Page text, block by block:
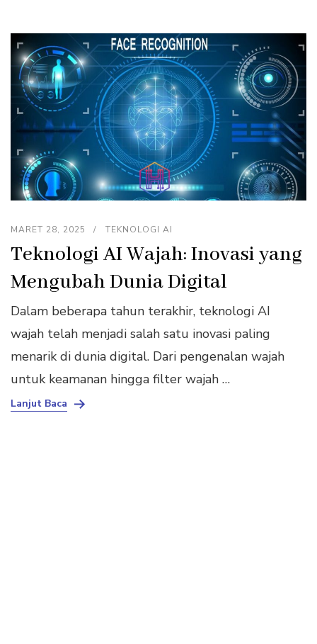
MARET 28, 2025 TEKNOLOGI AI
Teknologi AI Wajah: Inovasi yang
Mengubah Dunia Digital
Dalam beberapa tahun terakhir, teknologi AI
wajah telah menjadi salah satu inovasi paling
menarik di dunia digital. Dari pengenalan wajah
untuk keamanan hingga filter wajah …
Lanjut Baca